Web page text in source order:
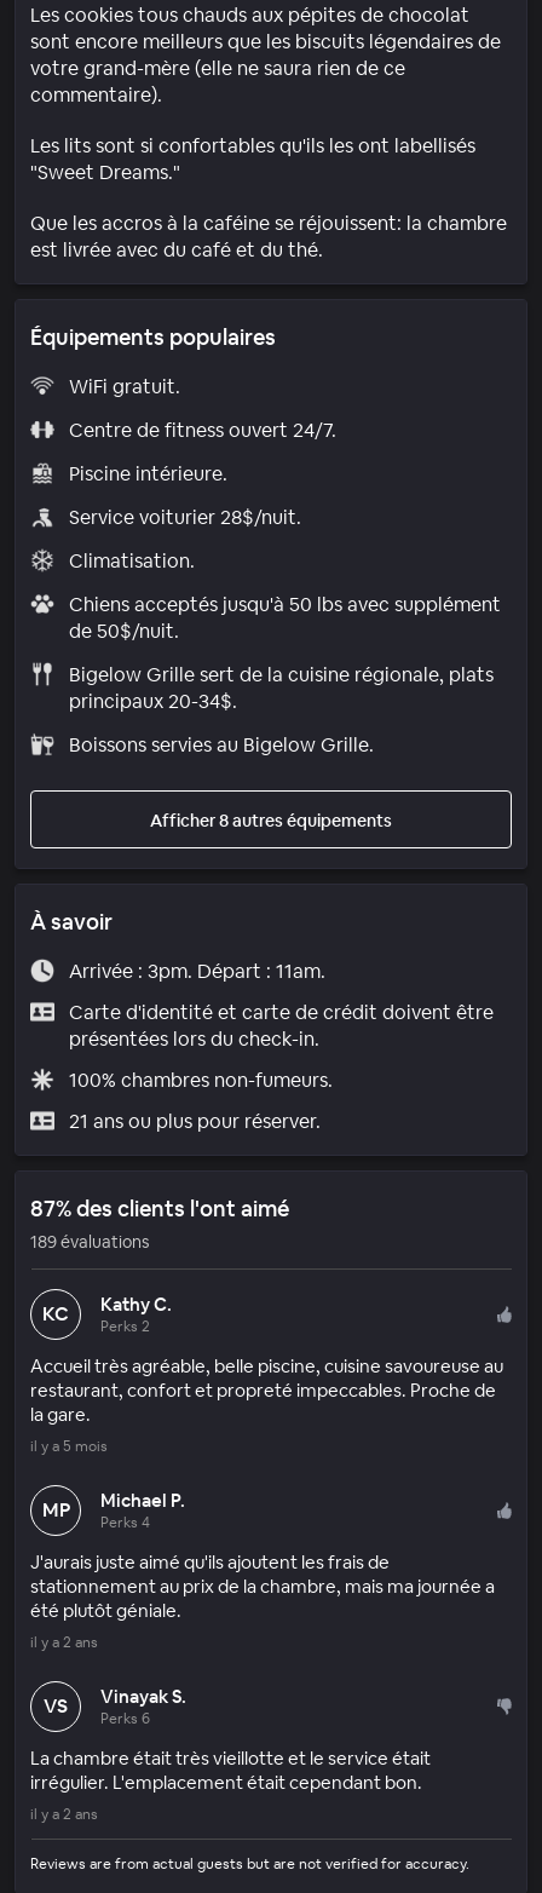
Les cookies tous chauds aux pépites de chocolat
sont encore meilleurs que les biscuits légendaires de
votre grand-mère (elle ne saura rien de ce
commentaire).
Les lits sont si confortables qu'ils les ont labellisés
"Sweet Dreams."
Que les accros à la caféine se réjouissent: la chambre
est livrée avec du café et du thé.
Équipements populaires
WiFi gratuit.
Centre de fitness ouvert 24/7.
Piscine intérieure.
Service voiturier 28$/nuit.
Climatisation.
Chiens acceptés jusqu'à 50 lbs avec supplément
de 50$/nuit.
Bigelow Grille sert de la cuisine régionale, plats
principaux 20-34$.
Boissons servies au Bigelow Grille.
Afficher 8 autres équipements
À savoir
Arrivée : 3pm. Départ : 11am.
Carte d'identité et carte de crédit doivent être
présentées lors du check-in.
100% chambres non-fumeurs.
21 ans ou plus pour réserver.
87% des clients l'ont aimé
189 évaluations
KC Kathy C.
Perks 2
Accueil très agréable, belle piscine, cuisine savoureuse au
restaurant, confort et propreté impeccables. Proche de
la gare.
il y a 5 mois
MP Michael P.
Perks 4
J'aurais juste aimé qu'ils ajoutent les frais de
stationnement au prix de la chambre, mais ma journée a
été plutôt géniale.
il y a 2 ans
VS Vinayak S.
Perks 6
La chambre était très vieillotte et le service était
irrégulier. L'emplacement était cependant bon.
il y a 2 ans
Reviews are from actual guests but are not verified for accuracy.